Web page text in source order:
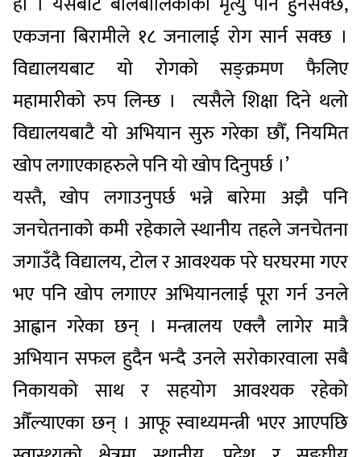
एकजना बिरामीले १८ जनालाई रोग सार्न सक्छ ।
विद्यालयबाट यो रोगको सङ्क्रमण फैलिए
महामारीको रुप लिन्छ । त्यसैले शिक्षा दिने थलो
विद्यालयबाटै यो अभियान सुरु गरेका छौँ, नियमित
खोप लगाएकाहरुले पनि यो खोप दिनुपर्छ ।’
यस्तै, खोप लगाउनुपर्छ भन्ने बारेमा अझै पनि
जनचेतनाको कमी रहेकाले स्थानीय तहले जनचेतना
जगाउँदै विद्यालय, टोल र आवश्यक परे घरघरमा गएर
भए पनि खोप लगाएर अभियानलाई पूरा गर्न उनले
आह्वान गरेका छन् । मन्त्रालय एक्लै लागेर मात्रै
अभियान सफल हुदैन भन्दै उनले सरोकारवाला सबै
निकायको साथ र सहयोग आवश्यक रहेको
औँल्याएका छन् । आफू स्वाथ्यमन्त्री भएर आएपछि